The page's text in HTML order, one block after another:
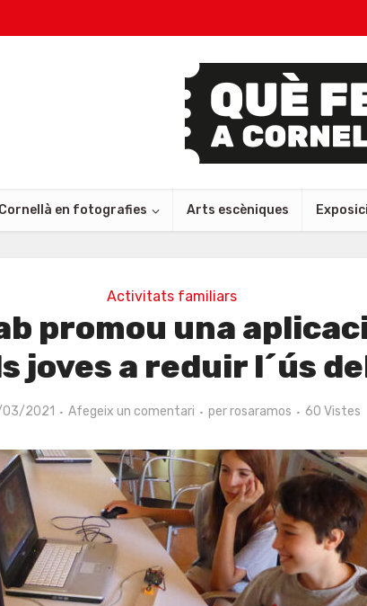
Cornellà en fotografies Arts escèniques
Activitats familiars
promou una
joves a reduir l´ús
2021 Afegeix un comentari perrosaramos 60 Vistes